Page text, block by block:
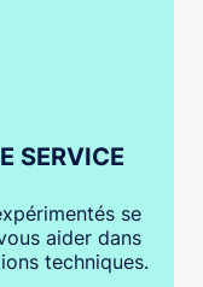
SERVICE
se
aider dans
techniques.